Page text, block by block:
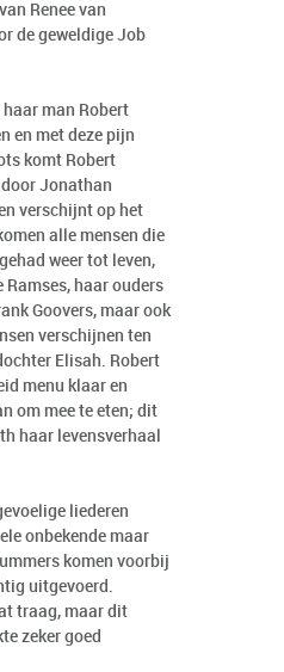
Renee van
de geweldige Job
man Robert
en met deze pijn
komt Robert
Jonathan
verschijnt op het
alle mensen die
weer tot leven,
Ramses, haar ouders
Goovers, maar ook
verschijnen ten
Elisah. Robert
menu klaar en
om mee te eten; dit
haar levensverhaal
liederen
onbekende maar
komen voorbij
uitgevoerd.
traag, maar dit
zeker goed